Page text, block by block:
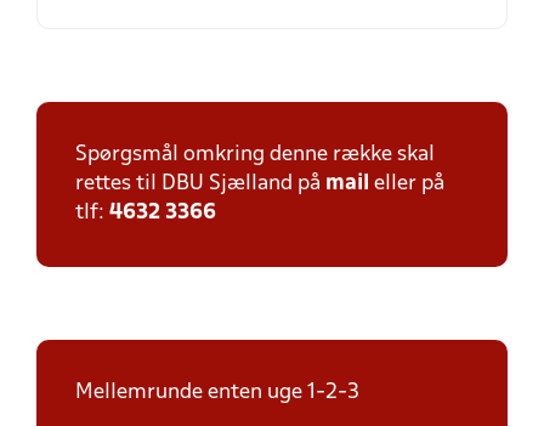
Spørgsmål omkring denne række skal
rettes til DBU Sjælland på mail eller på
tlf: 4632 3366
Mellemrunde enten uge 1-2-3